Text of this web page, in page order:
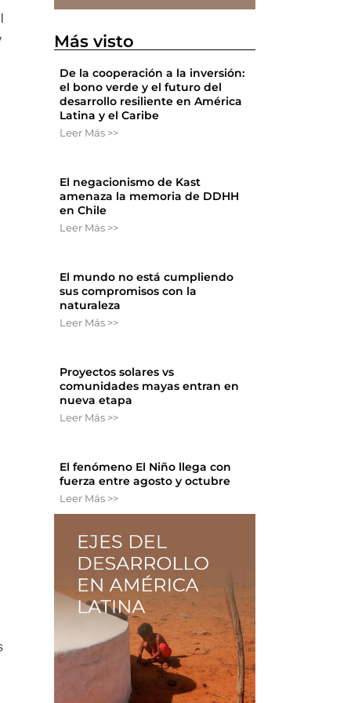
Más visto
De la cooperación a la inversión:
el bono verde y el futuro del
desarrollo resiliente en América
Latina y el Caribe
Leer Más >>
El negacionismo de Kast
amenaza la memoria de DDHH
en Chile
Leer Más >>
El mundo no está cumpliendo
sus compromisos con la
naturaleza
Leer Más >>
Proyectos solares vs
comunidades mayas entran en
nueva etapa
Leer Más >>
El fenómeno El Niño llega con
fuerza entre agosto y octubre
Leer Más >>